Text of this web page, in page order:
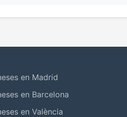
en Madrid
en Barcelona
en València